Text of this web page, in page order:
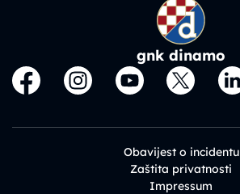
gnk dinamo
Obavijest o incidentu
Zaštita privatnosti
Impressum